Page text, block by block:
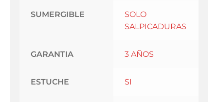
SUMERGIBLE
SOLO
SALPICADURAS
GARANTIA 3 AÑOS
ESTUCHE SI